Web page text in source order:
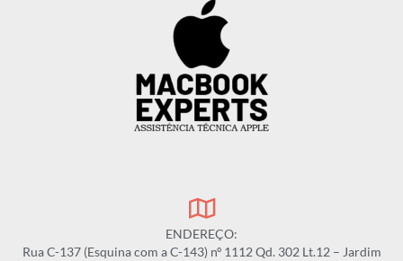
ENDEREÇO:
Rua C-137 (Esquina com a C-143) nº 1112 Qd. 302 Lt.12 – Jardim